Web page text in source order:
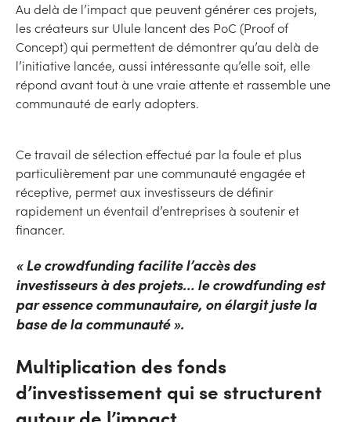
Au delà de l’impact que peuvent générer ces projets,
les créateurs sur Ulule lancent des PoC (Proof of
Concept) qui permettent de démontrer qu’au delà de
l’initiative lancée, aussi intéressante qu’elle soit, elle
répond avant tout à une vraie attente et rassemble une
communauté de early adopters.
Ce travail de sélection effectué par la foule et plus
particulièrement par une communauté engagée et
réceptive, permet aux investisseurs de définir
rapidement un éventail d’entreprises à soutenir et
financer.
« Le crowdfunding facilite l’accès des
investisseurs à des projets… le crowdfunding est
par essence communautaire, on élargit juste la
base de la communauté ».
Multiplication des fonds
d’investissement qui se structurent